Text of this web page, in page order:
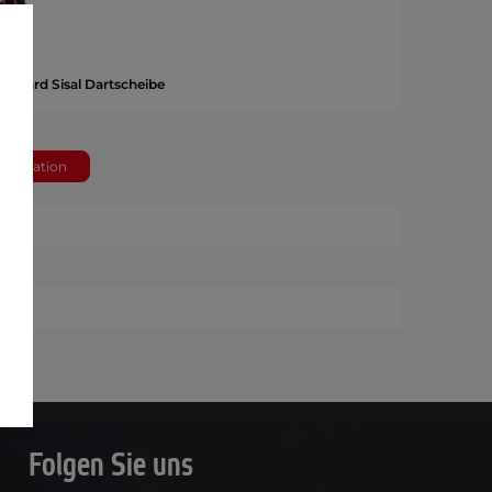
Board Sisal Dartscheibe
Folgen Sie uns